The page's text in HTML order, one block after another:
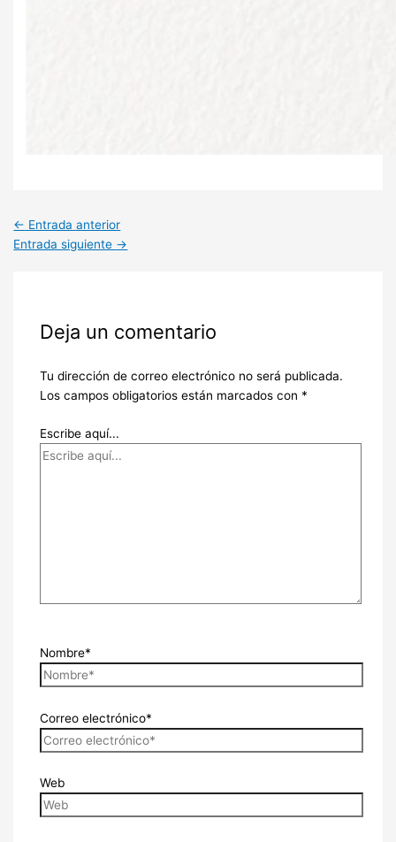
← Entrada anterior
Entrada siguiente →
Deja un comentario
Tu dirección de correo electrónico no será publicada.
Los campos obligatorios están marcados con *
Escribe aquí...
Nombre*
Correo electrónico*
Web